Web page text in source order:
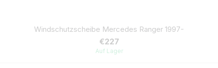
Windschutzscheibe Mercedes Ranger 1997-
€227
Auf Lager